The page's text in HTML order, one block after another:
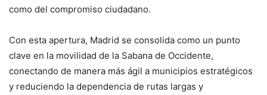
como del compromiso ciudadano.
Con esta apertura, Madrid se consolida como un punto
clave en la movilidad de la Sabana de Occidente,
conectando de manera más ágil a municipios estratégicos
y reduciendo la dependencia de rutas largas y